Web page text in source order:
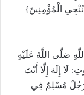
الْمُؤْمِنِينَ}
صَلَّى اللَّهُ عَلَيْهِ
لَا إِلَهَ إِلَّا أَنْتَ
رَجُلٌ مُسْلِمٌ فِي